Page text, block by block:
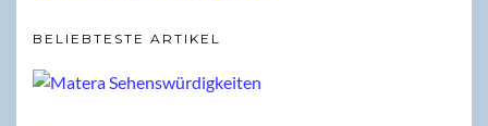
BELIEBTESTE ARTIKEL